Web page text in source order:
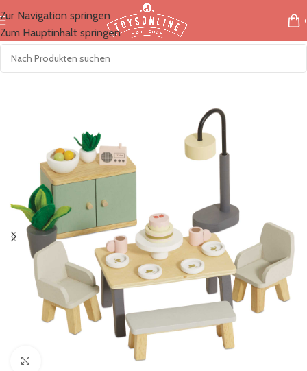
Zur Navigation springen
Zum Hauptinhalt springen
Start/Marken/LeToyVan
Zum Vergrößern klicken